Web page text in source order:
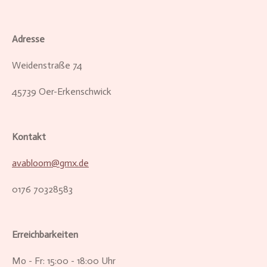
Adresse
Weidenstraße 74
45739 Oer-Erkenschwick
Kontakt
avabloom@gmx.de
0176 70328583
Erreichbarkeiten
Mo - Fr: 15:00 - 18:00 Uhr